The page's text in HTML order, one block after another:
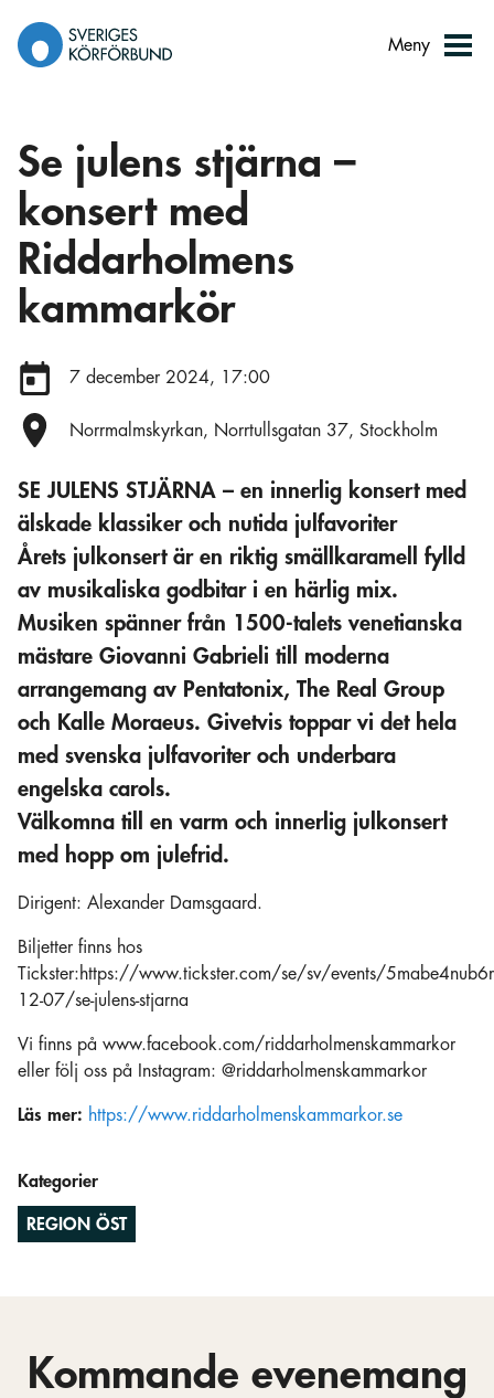
innehåll
Meny
Se julens stjärna –
konsert med
Riddarholmens
kammarkör
Datum:
7 december 2024, 17:00
Plats:
Norrmalmskyrkan, Norrtullsgatan 37, Stockholm
SE JULENS STJÄRNA – en innerlig konsert med
älskade klassiker och nutida julfavoriter
Årets julkonsert är en riktig smällkaramell fylld
av musikaliska godbitar i en härlig mix.
Musiken spänner från 1500-talets venetianska
mästare Giovanni Gabrieli till moderna
arrangemang av Pentatonix, The Real Group
och Kalle Moraeus. Givetvis toppar vi det hela
med svenska julfavoriter och underbara
engelska carols.
Välkomna till en varm och innerlig julkonsert
med hopp om julefrid.
Dirigent: Alexander Damsgaard.
Biljetter finns hos
Tickster:https://www.tickster.com/se/sv/events/
12-07/se-julens-stjarna
Vi finns på www.facebook.com/riddarholmenskammarkor
eller följ oss på Instagram: @riddarholmenskammarkor
Läs mer: https://www.riddarholmenskammarkor.se
Kategorier
REGION ÖST
Kommande evenemang